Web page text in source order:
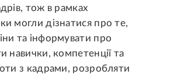
тож в рамках
могли дізнатися про те,
та інформувати про
навички, компетенції та
з кадрами, розробляти